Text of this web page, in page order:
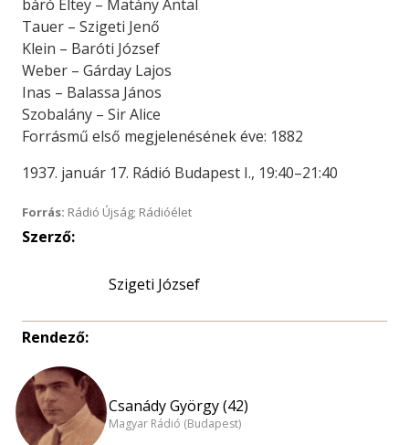
báró Eltey – Matány Antal
Tauer – Szigeti Jenő
Klein – Baróti József
Weber – Gárday Lajos
Inas – Balassa János
Szobalány – Sir Alice
Forrásmű első megjelenésének éve: 1882
1937. január 17. Rádió Budapest I., 19:40–21:40
Forrás: Rádió Újság; Rádióélet
Szerző:
Szigeti József
Rendező:
Csanády György (42)
Magyar Rádió (Budapest)